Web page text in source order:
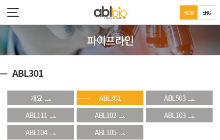
KOR ENG
파이프라인
ABL301
개요 ABL301
ABL503
ABL111
ABL102
ABL103
ABL104
ABL105